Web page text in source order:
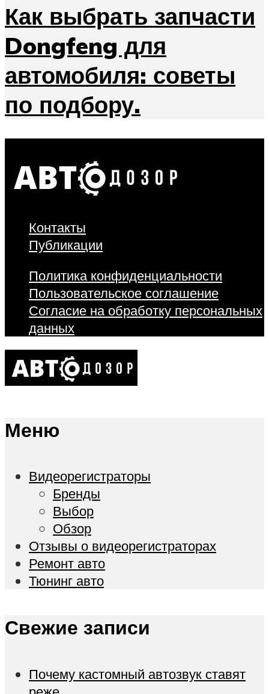
Как выбрать запчасти
Dongfeng для
автомобиля: советы
по подбору.
Контакты
Публикации
Политика конфиденциальности
Пользовательское соглашение
Согласие на обработку персональных
данных
Меню
Видеорегистраторы
Бренды
Выбор
Обзор
Отзывы о видеорегистраторах
Ремонт авто
Тюнинг авто
Свежие записи
Почему кастомный автозвук ставят